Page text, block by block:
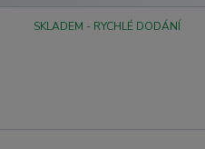
SKLADEM - RYCHLÉ DODÁNÍ